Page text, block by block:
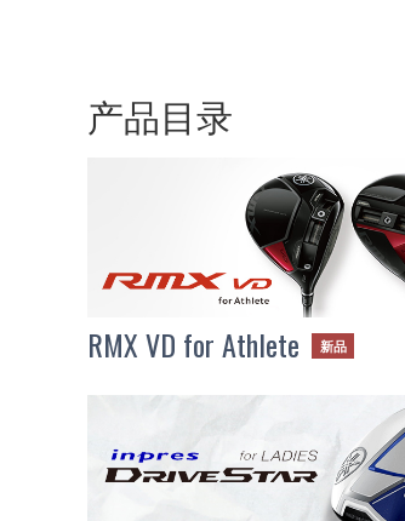
产品目录
RMX VD for Athlete 新品